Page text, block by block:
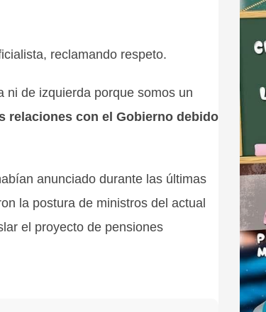
reclamando respeto.
ni de izquierda porque somos un
relaciones con el Gobierno debido
anunciado durante las últimas
la postura de ministros del actual
el proyecto de pensiones